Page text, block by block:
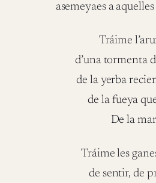
asemeyaes a
Tráime
d’una tormenta
de la yerba
de la fueya
De la
Tráime les
de sentir, de